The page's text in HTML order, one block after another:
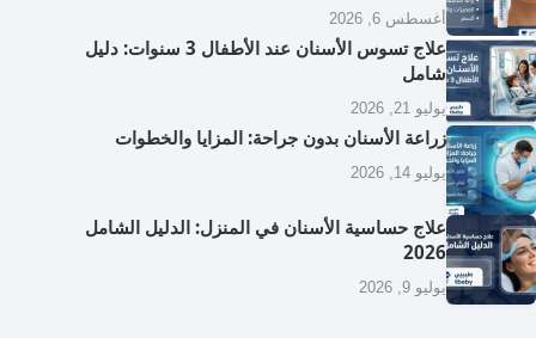
أغسطس 6, 2026
علاج تسوس الأسنان عند الأطفال 3 سنوات: دليل
شامل
يوليو 21, 2026
زراعة الأسنان بدون جراحة: المزايا والخطوات
يوليو 14, 2026
علاج حساسية الأسنان في المنزل: الدليل الشامل
2026
يوليو 9, 2026